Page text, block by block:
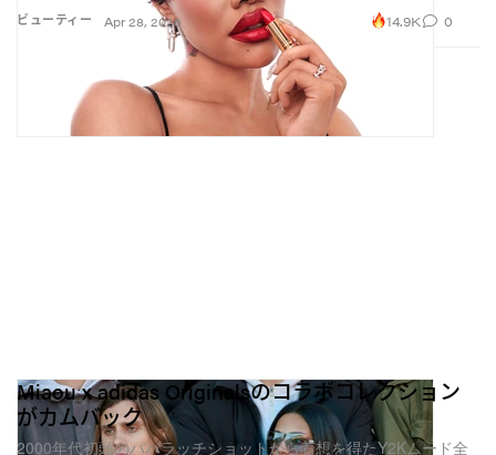
ビューティー Apr 28, 2026 14.9K 0
Miaou x adidas Originalsのコラボコレクション
がカムバック
2000年代初頭のパパラッチショットから着想を得たY2Kムード全